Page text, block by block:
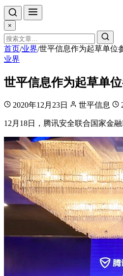
×
首页/业界/世平信息作为起草单位
业界
世平信息作为起草单
2020年12月23日 世平信息
12月18日，腾讯安全联合国家金